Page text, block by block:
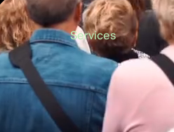
Services